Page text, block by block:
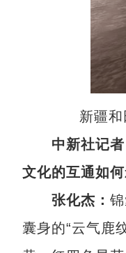
新疆和田
中新社记
文化的互通如
张化杰：
囊身的“云气鹿